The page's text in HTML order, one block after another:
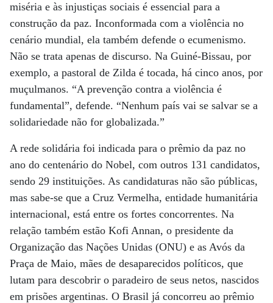
miséria e às injustiças sociais é essencial para a
construção da paz. Inconformada com a violência no
cenário mundial, ela também defende o ecumenismo.
Não se trata apenas de discurso. Na Guiné-Bissau, por
exemplo, a pastoral de Zilda é tocada, há cinco anos, por
muçulmanos. “A prevenção contra a violência é
fundamental”, defende. “Nenhum país vai se salvar se a
solidariedade não for globalizada.”
A rede solidária foi indicada para o prêmio da paz no
ano do centenário do Nobel, com outros 131 candidatos,
sendo 29 instituições. As candidaturas não são públicas,
mas sabe-se que a Cruz Vermelha, entidade humanitária
internacional, está entre os fortes concorrentes. Na
relação também estão Kofi Annan, o presidente da
Organização das Nações Unidas (ONU) e as Avós da
Praça de Maio, mães de desaparecidos políticos, que
lutam para descobrir o paradeiro de seus netos, nascidos
em prisões argentinas. O Brasil já concorreu ao prêmio